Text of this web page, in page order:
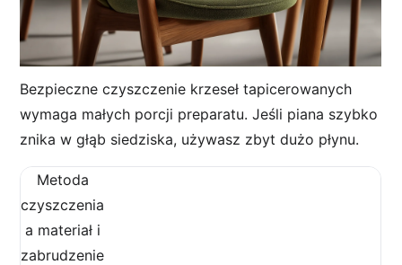
Bezpieczne czyszczenie krzeseł tapicerowanych
wymaga małych porcji preparatu. Jeśli piana szybko
znika w głąb siedziska, używasz zbyt dużo płynu.
Metoda
czyszczenia
a materiał i
zabrudzenie